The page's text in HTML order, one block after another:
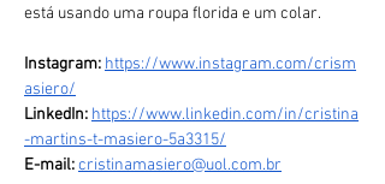
está usando uma roupa florida e um colar.
Instagram: https://www.instagram.com/crism
asiero/
LinkedIn: https://www.linkedin.com/in/cristina
-martins-t-masiero-5a3315/
E-mail:cristinamasiero@uol.com.br